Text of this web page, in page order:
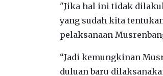
"Jika hal ini tidak
yang sudah kita
pelaksanaan
“Jadi kemungkinan
duluan baru